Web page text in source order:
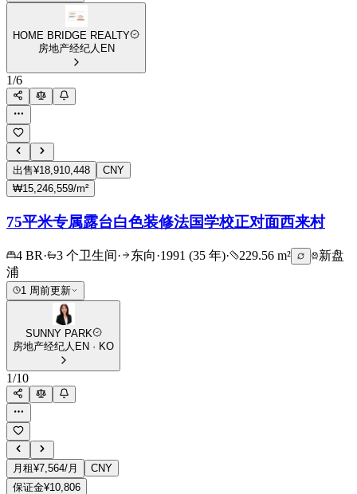
HOME BRIDGE REALTY
房地产经纪人 EN
1/6
出售¥18,910,448
CNY
₩15,246,559/m²
75平米专属露台白色装修法国学校正对面西来村
4 BR· 3 个卫生间· 东向·1991 (35 年)· 229.56 m²
新盘
浦
1 周前更新
SUNNY PARK
房地产经纪人 EN · KO
1/10
月租¥7,564/月
CNY
保证金¥10,806